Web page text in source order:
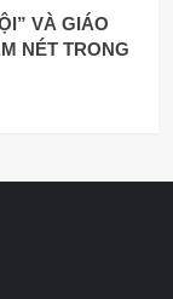
VÀ GIÁO
NÉT TRONG